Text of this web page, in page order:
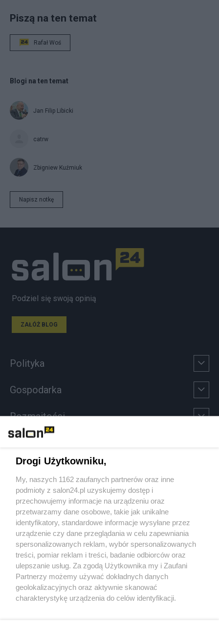
Piszą na ten temat
Rafał Woś
Blogi na ten temat
Jan Filip Libicki
catrw
Zbigniew Kuźmiuk
Napisz notkę
Podziel się swoją opinią
ZAŁÓŻ BLOG
Polityka
Gospodarka
Rozmaitości
Sport
Społeczeństwo
Kultura
X Facebook Instagram Youtube
Drogi Użytkowniku,
My, naszych 1162 zaufanych partnerów oraz inne
podmioty z salon24.pl uzyskujemy dostęp i
przechowujemy informacje na urządzeniu oraz
przetwarzamy dane osobowe, takie jak unikalne
identyfikatory, standardowe informacje wysyłane przez
urządzenie czy dane przeglądania w celu zapewniania
spersonalizowanych reklam, wybór spersonalizowanych
treści, pomiar reklam i treści, badanie odbiorców oraz
ulepszanie usług. Za zgodą Użytkownika my i Zaufani
Partnerzy możemy używać dokładnych danych
geolokalizacyjnych oraz aktywnie skanować
charakterystykę urządzenia do celów identyfikacji.